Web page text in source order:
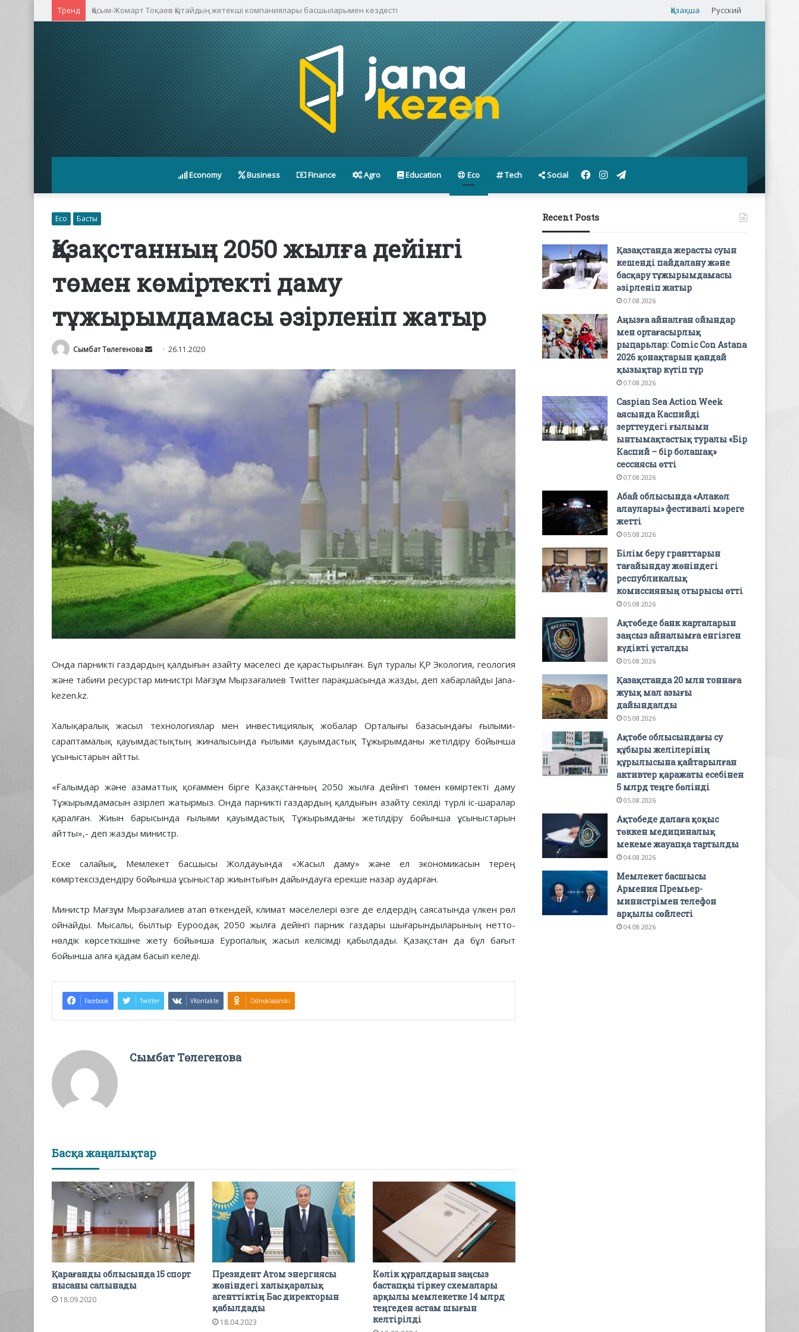
Тренд Қасым-Жомарт Тоқаев Қытайдың жетекші компаниялары басшыларымен кездесті Қазақша Русский
Economy Business Finance Agro Education Eco Tech Social Telegram
Instagram
Facebook
Eco Басты
Қазақстанның 2050 жылға дейінгі
төмен көміртекті даму
тұжырымдамасы әзірленіп жатыр
Сымбат Төлегенова
Send
email
26.11.2020
Онда парникті газдардың қалдығын азайту мәселесі де қарастырылған. Бұл туралы ҚР Экология, геология
және табиғи ресурстар министрі Мағзұм Мырзағалиев Twitter парақшасында жазды, деп хабарлайды Jana-
kezen.kz.
Халықаралық жасыл технологиялар мен инвестициялық жобалар Орталығы базасындағы ғылыми-
сараптамалық қауымдастықтың жиналысында ғылыми қауымдастық Тұжырымданы жетілдіру бойынша
ұсыныстарын айтты.
«Ғалымдар және азаматтық қоғаммен бірге Қазақстанның 2050 жылға дейінгі төмен көміртекті даму
Тұжырымдамасын әзірлеп жатырмыз. Онда парникті газдардың қалдығын азайту секілді түрлі іс-шаралар
қаралған. Жиын барысында ғылыми қауымдастық Тұжырымданы жетілдіру бойынша ұсыныстарын
айтты»,- деп жазды министр.
Еске салайық, Мемлекет басшысы Жолдауында «Жасыл даму» және ел экономикасын терең
көміртексіздендіру бойынша ұсыныстар жиынтығын дайындауға ерекше назар аударған.
Министр Мағзұм Мырзағалиев атап өткендей, климат мәселелері өзге де елдердің саясатында үлкен рөл
ойнайды. Мысалы, былтыр Еуроодақ 2050 жылға дейінгі парник газдары шығарындыларының нетто-
нөлдік көрсеткішіне жету бойынша Еуропалық жасыл келісімді қабылдады. Қазақстан да бұл бағыт
бойынша алға қадам басып келеді.
Facebook Twitter VKontakte Odnoklassniki
Сымбат Төлегенова
Басқа жаңалықтар
Қарағанды облысында 15 спорт
нысаны салынады
18.09.2020
Президент Атом энергиясы
жөніндегі халықаралық
агенттіктің Бас директорын
қабылдады
18.04.2023
Көлік құралдарын заңсыз
бастапқы тіркеу схемалары
арқылы мемлекетке 14 млрд
теңгеден астам шығын
келтірілді
Recent Posts
Қазақстанда жерасты суын
кешенді пайдалану және
басқару тұжырымдамасы
әзірленіп жатыр
07.08.2026
Аңызға айналған ойындар
мен ортағасырлық
рыцарьлар: Comic Con Astana
2026 қонақтарын қандай
қызықтар күтіп тұр
07.08.2026
Caspian Sea Action Week
аясында Каспийді
зерттеудегі ғылыми
ынтымақтастық туралы «Бір
Каспий – бір болашақ»
сессиясы өтті
07.08.2026
Абай облысында «Алакөл
алаулары» фестивалі мәреге
жетті
05.08.2026
Білім беру гранттарын
тағайындау жөніндегі
республикалық
комиссияның отырысы өтті
05.08.2026
Ақтөбеде банк карталарын
заңсыз айналымға енгізген
күдікті ұсталды
05.08.2026
Қазақстанда 20 млн тоннаға
жуық мал азығы
дайындалды
05.08.2026
Ақтөбе облысындағы су
құбыры желілерінің
құрылысына қайтарылған
активтер қаражаты есебінен
5 млрд теңге бөлінді
05.08.2026
Ақтөбеде далаға қоқыс
төккен медициналық
мекеме жауапқа тартылды
04.08.2026
Мемлекет басшысы
Армения Премьер-
министрімен телефон
арқылы сөйлесті
04.08.2026